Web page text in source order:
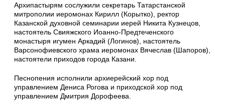
Архипастырям сослужили секретарь Татарстанской
митрополии иеромонах Кирилл (Корытко), ректор
Казанской духовной семинарии иерей Никита Кузнецов,
настоятель Свияжского Иоанно-Предтеченского
монастыря игумен Аркадий (Логинов), настоятель
Варсонофиевского храма иеромонах Вячеслав (Шапоров),
настоятели приходов города Казани.
Песнопения исполнили архиерейский хор под
управлением Дениса Рогова и приходской хор под
управлением Дмитрия Дорофеева.